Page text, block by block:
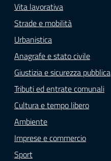
Vita lavorativa
Strade e mobilità
Urbanistica
Anagrafe e stato civile
Giustizia e sicurezza pubblica
Tributi ed entrate comunali
Cultura e tempo libero
Ambiente
Imprese e commercio
Sport